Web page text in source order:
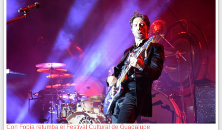
Con Fobia retumba el Festival Cultural de Guadalupe